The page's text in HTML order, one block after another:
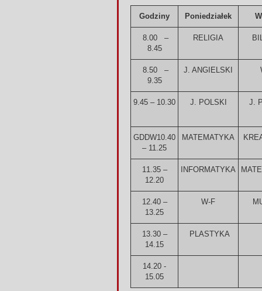
Godziny Poniedziałek
8.00 –
8.45
RELIGIA
8.50 –
9.35
J. ANGIELSKI
9.45 – 10.30 J. POLSKI J.
GDDW10.40
– 11.25
MATEMATYKA
11.35 –
12.20
INFORMATYKA
12.40 –
13.25
W-F
13.30 –
14.15
PLASTYKA
14.20 -
15.05